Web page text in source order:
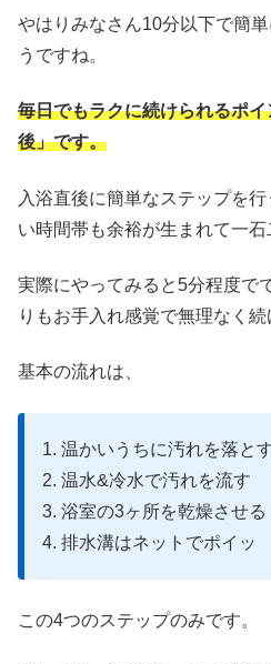
やはりみなさん10分以下で簡
うですね。
毎日でもラクに続けられるポ
後」です。
入浴直後に簡単なステップを
い時間帯も余裕が生まれて一石
実際にやってみると5分程度で
りもお手入れ感覚で無理なく続
基本の流れは、
1. 温かいうちに汚れを落と
2. 温水&冷水で汚れを流す
3. 浴室の3ヶ所を乾燥させる
4. 排水溝はネットでポイッ
この4つのステップのみです。